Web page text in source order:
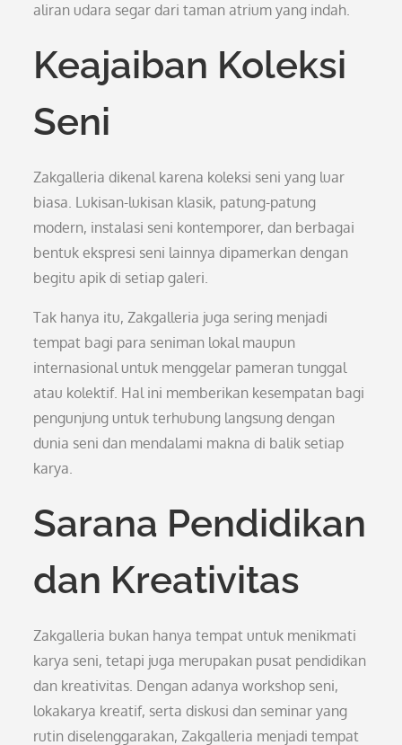
aliran udara segar dari taman atrium yang indah.
Keajaiban Koleksi
Seni
Zakgalleria dikenal karena koleksi seni yang luar
biasa. Lukisan-lukisan klasik, patung-patung
modern, instalasi seni kontemporer, dan berbagai
bentuk ekspresi seni lainnya dipamerkan dengan
begitu apik di setiap galeri.
Tak hanya itu, Zakgalleria juga sering menjadi
tempat bagi para seniman lokal maupun
internasional untuk menggelar pameran tunggal
atau kolektif. Hal ini memberikan kesempatan bagi
pengunjung untuk terhubung langsung dengan
dunia seni dan mendalami makna di balik setiap
karya.
Sarana Pendidikan
dan Kreativitas
Zakgalleria bukan hanya tempat untuk menikmati
karya seni, tetapi juga merupakan pusat pendidikan
dan kreativitas. Dengan adanya workshop seni,
lokakarya kreatif, serta diskusi dan seminar yang
rutin diselenggarakan, Zakgalleria menjadi tempat